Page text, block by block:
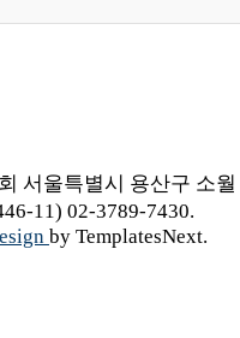
서울특별시 용산구 소월
11) 02-3789-7430.
by TemplatesNext.